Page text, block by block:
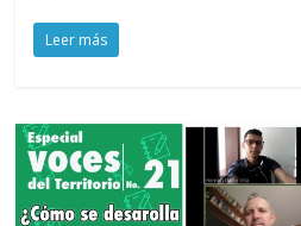
Leer más